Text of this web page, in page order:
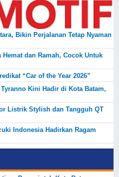
Bikin Perjalanan Tetap Nyaman
dan Ramah, Cocok Untuk
“Car of the Year 2026”
Kini Hadir di Kota Batam,
Listrik Stylish dan Tangguh QT
Indonesia Hadirkan Ragam